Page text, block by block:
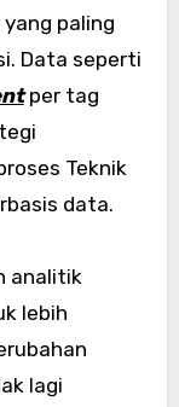
paling
Data seperti
per tag
Teknik
data.
analitik
lebih
lagi